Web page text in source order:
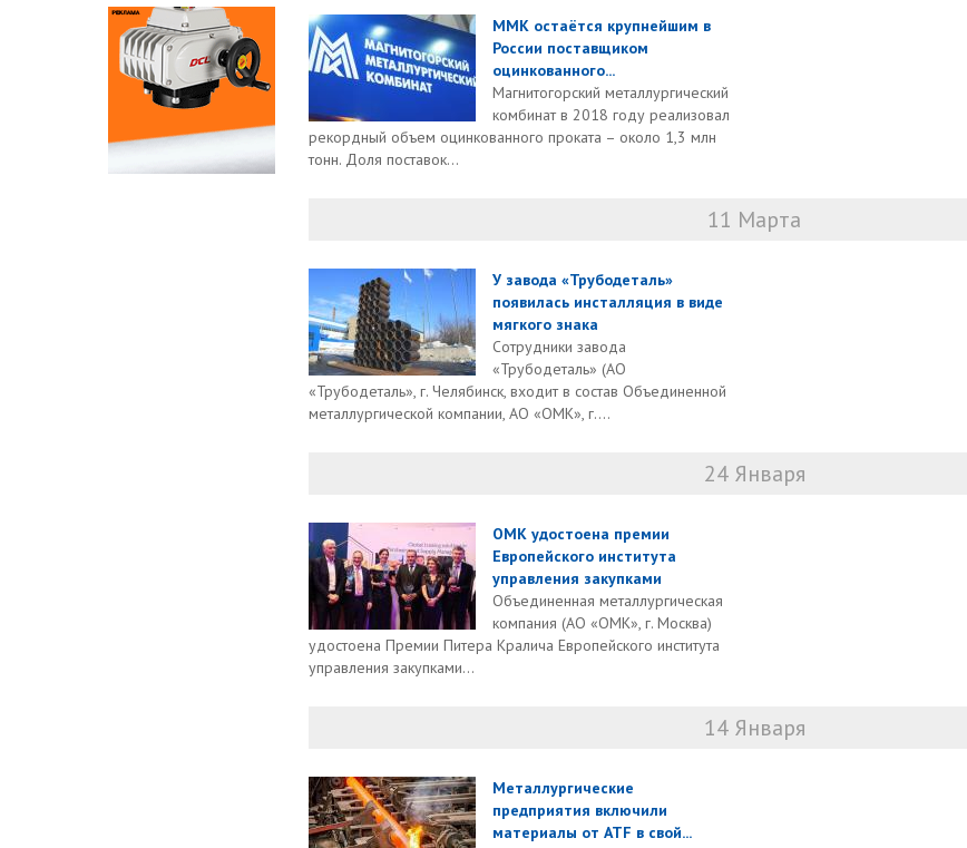
ММК остаётся крупнейшим в
России поставщиком
оцинкованного...
Магнитогорский металлургический
комбинат в 2018 году реализовал
рекордный объем оцинкованного проката – около 1,3 млн
тонн. Доля поставок...
11 Марта
У завода «Трубодеталь»
появилась инсталляция в виде
мягкого знака
Сотрудники завода
«Трубодеталь» (АО
«Трубодеталь», г. Челябинск, входит в состав Объединенной
металлургической компании, АО «ОМК», г....
24 Января
ОМК удостоена премии
Европейского института
управления закупками
Объединенная металлургическая
компания (АО «ОМК», г. Москва)
удостоена Премии Питера Кралича Европейского института
управления закупками...
14 Января
Металлургические
предприятия включили
материалы от ATF в свой...